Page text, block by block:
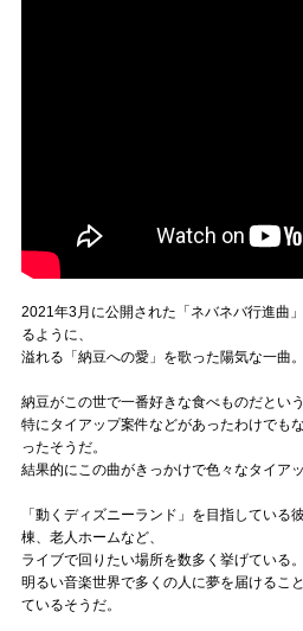
2021年3月に公開された「ネバネバ行進曲
るように、
溢れる「納豆への愛」を歌った陽気な一曲。
納豆がこの世で一番好きな食べものだという
特にタイアップ案件などがあったわけでも
ったそうだ。
結果的にこの曲がきっかけで色々なタイア
「動くディズニーランド」を目指している
棟、老人ホームなど、
ライブで回りたい場所を数多く挙げている。
明るい音楽世界で多くの人に夢を届けるこ
ているそうだ。